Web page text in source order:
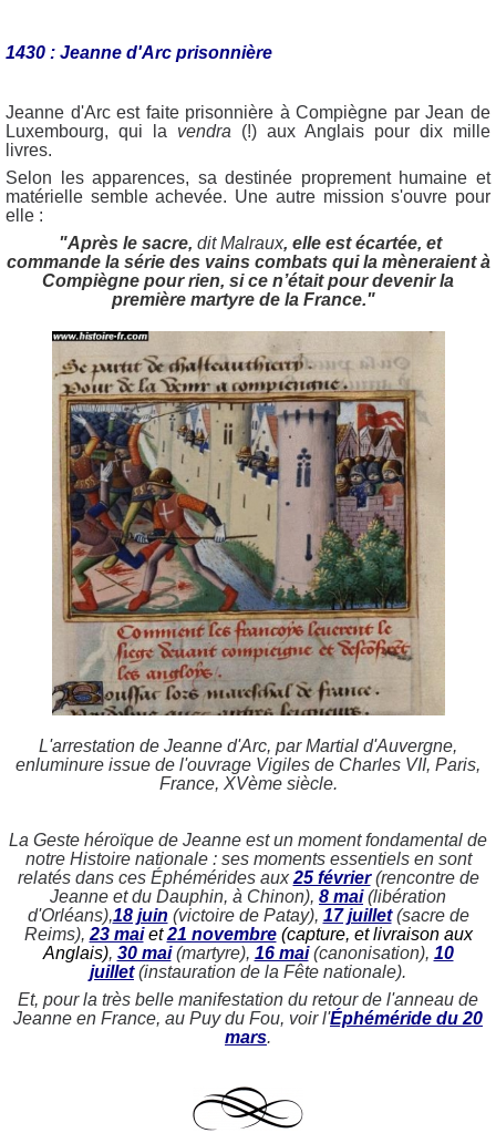
1430 : Jeanne d'Arc prisonnière
Jeanne d'Arc est faite prisonnière à Compiègne par Jean de
Luxembourg, qui la vendra (!) aux Anglais pour dix mille
livres.
Selon les apparences, sa destinée proprement humaine et
matérielle semble achevée. Une autre mission s'ouvre pour
elle :
"Après le sacre, dit Malraux, elle est écartée, et
commande la série des vains combats qui la mèneraient à
Compiègne pour rien, si ce n’était pour devenir la
première martyre de la France."
L'arrestation de Jeanne d'Arc, par Martial d'Auvergne,
enluminure issue de l'ouvrage Vigiles de Charles VII, Paris,
France, XVème siècle.
La Geste héroïque de Jeanne est un moment fondamental de
notre Histoire nationale : ses moments essentiels en sont
relatés dans ces Éphémérides aux25 février(rencontre de
Jeanne et du Dauphin, à Chinon), 8 mai(libération
d'Orléans),18 juin (victoire de Patay), 17 juillet(sacre de
Reims), 23 maiet 21 novembre(capture, et livraison aux
Anglais), 30 mai(martyre), 16 mai(canonisation), 10
juillet(instauration de la Fête nationale).
Et, pour la très belle manifestation du retour de l'anneau de
Jeanne en France, au Puy du Fou, voir l'Éphéméride du 20
mars.